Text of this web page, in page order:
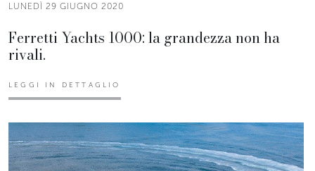
LUNEDÌ 29 GIUGNO 2020
Ferretti Yachts 1000: la grandezza non ha
rivali.
LEGGI IN DETTAGLIO